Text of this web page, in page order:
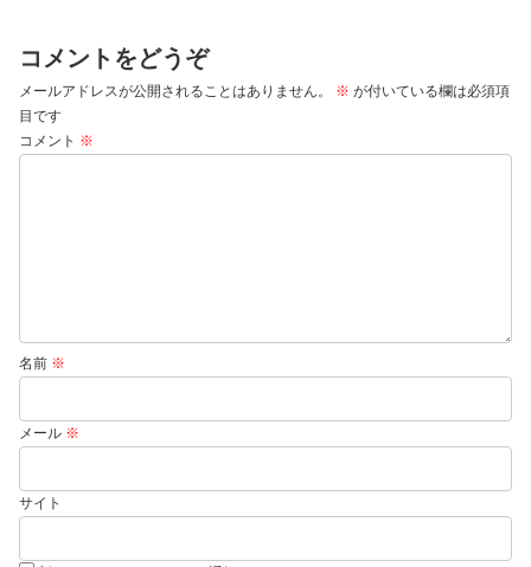
コメントをどうぞ
メールアドレスが公開されることはありません。 ※ が付いている欄は必須項
目です
コメント ※
名前 ※
メール ※
サイト